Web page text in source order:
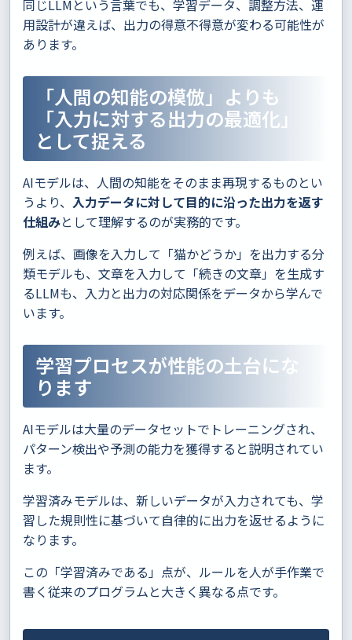
同じLLMという言葉でも、学習データ、調整方法、運
用設計が違えば、出力の得意不得意が変わる可能性が
あります。
「人間の知能の模倣」よりも
「入力に対する出力の最適化」
として捉える
AIモデルは、人間の知能をそのまま再現するものとい
うより、 入力データに対して目的に沿った出力を返す
仕組みとして理解するのが実務的です。
例えば、画像を入力して「猫かどうか」を出力する分
類モデルも、文章を入力して「続きの文章」を生成す
るLLMも、入力と出力の対応関係をデータから学んで
います。
学習プロセスが性能の土台にな
ります
AIモデルは大量のデータセットでトレーニングされ、
パターン検出や予測の能力を獲得すると説明されてい
ます。
学習済みモデルは、新しいデータが入力されても、学
習した規則性に基づいて自律的に出力を返せるように
なります。
この「学習済みである」点が、ルールを人が手作業で
書く従来のプログラムと大きく異なる点です。